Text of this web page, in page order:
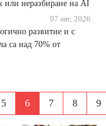
или неразбиране на AI
07 авг, 2026
развитие и с
са над 70% от
5 6 7 8 9